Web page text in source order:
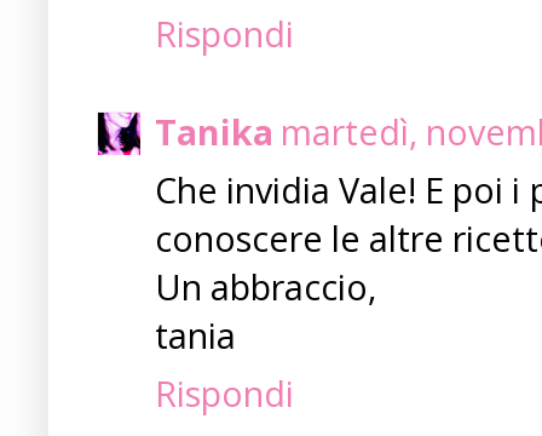
Rispondi
Tanika martedì,
Che invidia Vale! E poi
conoscere le altre
Un abbraccio,
tania
Rispondi